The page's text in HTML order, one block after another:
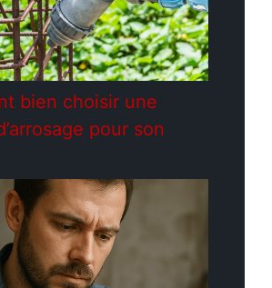
bien choisir une
pour son